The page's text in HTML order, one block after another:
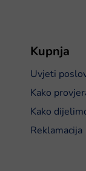
Kupnja
Uvjeti
Kako
Kako
Reklamacija